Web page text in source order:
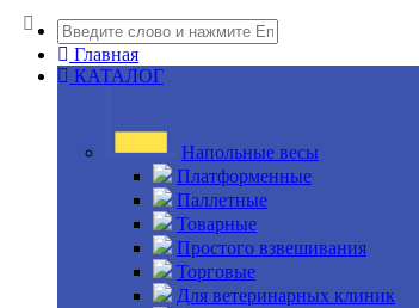
Главная
КАТАЛОГ
Напольные весы
Платформенные
Паллетные
Товарные
Простого взвешивания
Торговые
Для ветеринарных клиник